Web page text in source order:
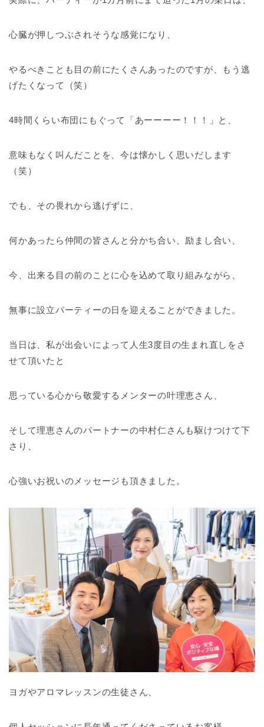
心臓が押しつぶされそうな感覚になり、
やるべきことも目の前にたくさんあったのですが、もう逃
げたくなって（笑）
4時間くらい布団にもぐって「あーーーー！！！」と、
意味もなく叫んだことを、今は懐かしく思いだします
（笑）
でも、その畏れから逃げずに、
何かあったら仲間の皆さんと分かち合い、励まし合い、
今、出来る目の前のことに心を込めて取り組みながら、
無事に設立パーティーの日を迎えることができました。
当日は、私が出会いによって人生3度目の生まれ直しをさ
せて頂いたと
思っている心から敬愛するメンターの叶理恵さん、
そして理恵さんのパートナーの中村仁さんも駆けつけて下
さり、
心強いお祝いのメッセージも頂きました。
ヨガやアロマレッスンの生徒さん、